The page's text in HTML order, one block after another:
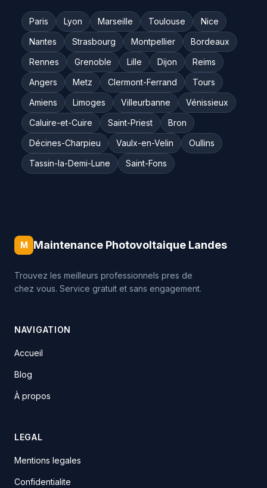
Paris Lyon Marseille Toulouse
Nice
Nantes
Strasbourg Montpellier
Bordeaux
Rennes
Grenoble Lille Dijon
Reims
Angers
Metz Clermont-Ferrand
Tours
Amiens
Limoges Villeurbanne
Vénissieux
Caluire-et-Cuire
Saint-Priest
Bron
Décines-Charpieu
Vaulx-en-Velin
Oullins
Tassin-la-Demi-Lune
Saint-Fons
M Maintenance Photovoltaique Landes
Trouvez les meilleurs professionnels pres de
chez vous. Service gratuit et sans engagement.
NAVIGATION
Accueil
Blog
À propos
LEGAL
Mentions legales
Confidentialite